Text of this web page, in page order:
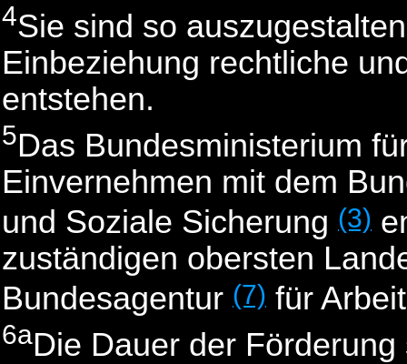
4Sie sind so
Einbeziehung rechtliche
entstehen.
5Das Bundesministerium
Einvernehmen mit dem
und Soziale Sicherung (3)
zuständigen obersten
Bundesagentur (7) für
6aDie Dauer der